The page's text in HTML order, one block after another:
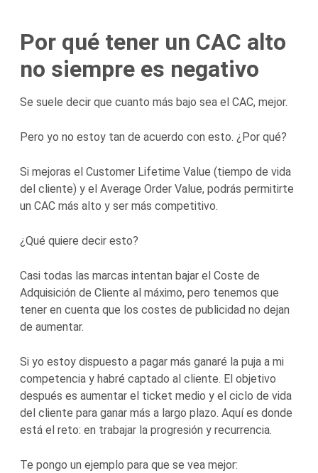
Por qué tener un CAC alto
no siempre es negativo
Se suele decir que cuanto más bajo sea el CAC, mejor.
Pero yo no estoy tan de acuerdo con esto. ¿Por qué?
Si mejoras el Customer Lifetime Value (tiempo de vida
del cliente) y el Average Order Value, podrás permitirte
un CAC más alto y ser más competitivo.
¿Qué quiere decir esto?
Casi todas las marcas intentan bajar el Coste de
Adquisición de Cliente al máximo, pero tenemos que
tener en cuenta que los costes de publicidad no dejan
de aumentar.
Si yo estoy dispuesto a pagar más ganaré la puja a mi
competencia y habré captado al cliente. El objetivo
después es aumentar el ticket medio y el ciclo de vida
del cliente para ganar más a largo plazo. Aquí es donde
está el reto: en trabajar la progresión y recurrencia.
Te pongo un ejemplo para que se vea mejor: